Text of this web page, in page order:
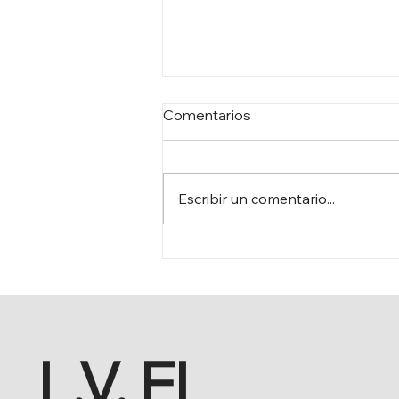
Comentarios
Escribir un comentario...
L.V. El